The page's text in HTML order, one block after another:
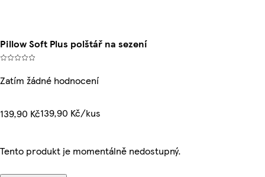
Pillow Soft Plus polštář na sezení
Zatím žádné hodnocení
139,90 Kč139,90 Kč/kus
Tento produkt je momentálně nedostupný.